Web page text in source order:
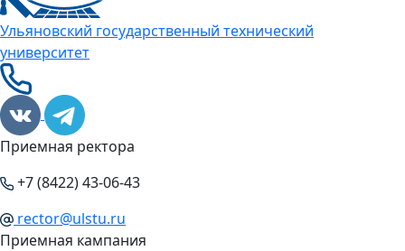
Ульяновский государственный технический
университет
Приемная ректора
+7 (8422) 43-06-43
rector@ulstu.ru
Приемная кампания